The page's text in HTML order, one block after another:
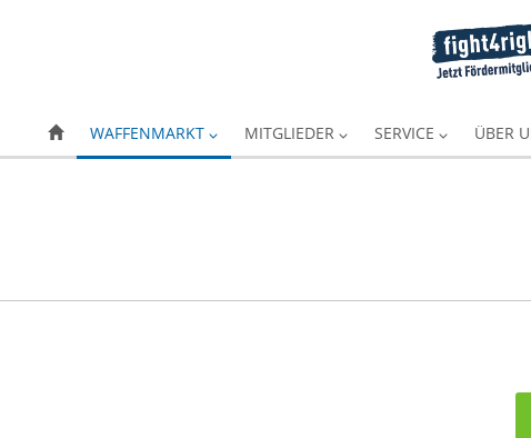
WAFFENMARKT MITGLIEDER SERVICE ÜBER